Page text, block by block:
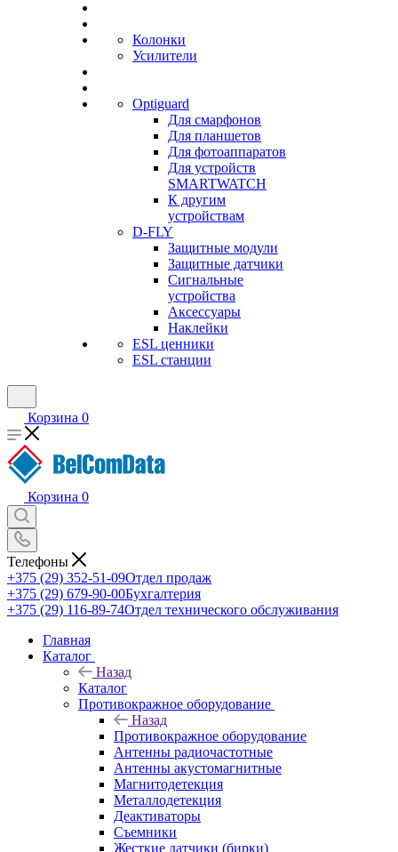
Колонки
Усилители
Optiguard
Для смарфонов
Для планшетов
Для фотоаппаратов
Для устройств
SMARTWATCH
К другим
устройствам
D-FLY
Защитные модули
Защитные датчики
Сигнальные
устройства
Аксессуары
Наклейки
ESL ценники
ESL станции
Корзина 0
Корзина 0
Телефоны
+375 (29) 352-51-09Отдел продаж
+375 (29) 679-90-00Бухгалтерия
+375 (29) 116-89-74Отдел технического обслуживания
Главная
Каталог
Назад
Каталог
Противокражное оборудование
Назад
Противокражное оборудование
Антенны радиочастотные
Антенны акустомагнитные
Магнитодетекция
Металлодетекция
Деактиваторы
Съемники
Жесткие датчики (бирки)